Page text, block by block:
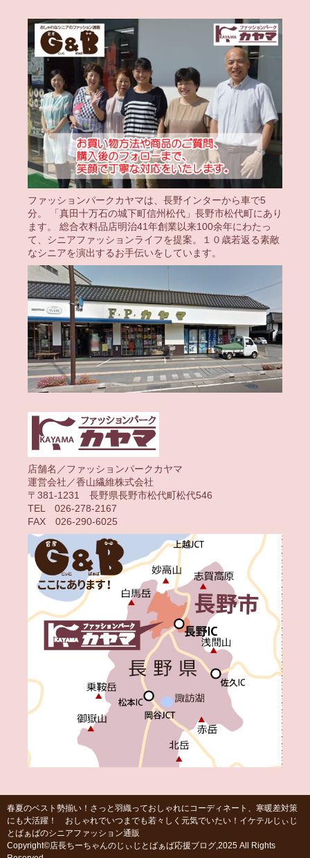
ファッションパークカヤマは、長野インターから車で5
分。 「真田十万石の城下町信州松代」長野市松代町にあり
ます。 総合衣料品店明治41年創業以来100余年にわたっ
て、シニアファッションライフを提案。１０歳若返る素敵
なシニアを演出するお手伝いをしています。
店舗名／ファッションパークカヤマ
運営会社／香山繊維株式会社
〒381-1231 長野県長野市松代町松代546
TEL 026-278-2167
FAX 026-290-6025
春夏のベスト勢揃い！さっと羽織っておしゃれにコーディネート、寒暖差対策
にも大活躍！ おしゃれでいつまでも若々しく元気でいたい！イケテルじぃじ
とばぁばのシニアファッション通販
Copyright©店長ちーちゃんのじぃじとばぁば応援ブログ,2025 All Rights